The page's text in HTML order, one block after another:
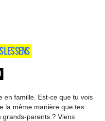
LES SENS
en famille. Est-ce que tu vois
la même manière que tes
grands-parents ? Viens